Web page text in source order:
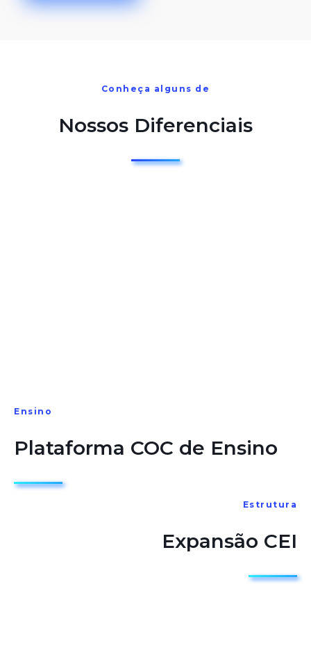
Conheça alguns de
Nossos Diferenciais
Ensino
Plataforma COC de Ensino
Estrutura
Expansão CEI